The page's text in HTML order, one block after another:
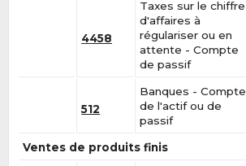
4458
Taxes sur le chiffre
d'affaires à
régulariser ou en
attente - Compte
de passif
512
Banques - Compte
de l'actif ou de
passif
Ventes de produits finis